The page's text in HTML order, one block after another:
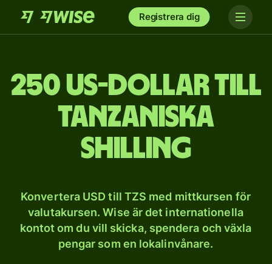
Registrera dig
250 US-dollar till
tanzaniska
shilling
Konvertera USD till TZS med mittkursen för
valutakursen. Wise är det internationella
kontot om du vill skicka, spendera och växla
pengar som en lokalinvånare.